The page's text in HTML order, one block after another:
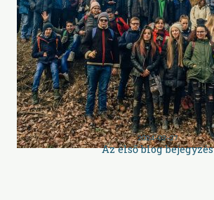
2024-02-27
Az első blog bejegyzés